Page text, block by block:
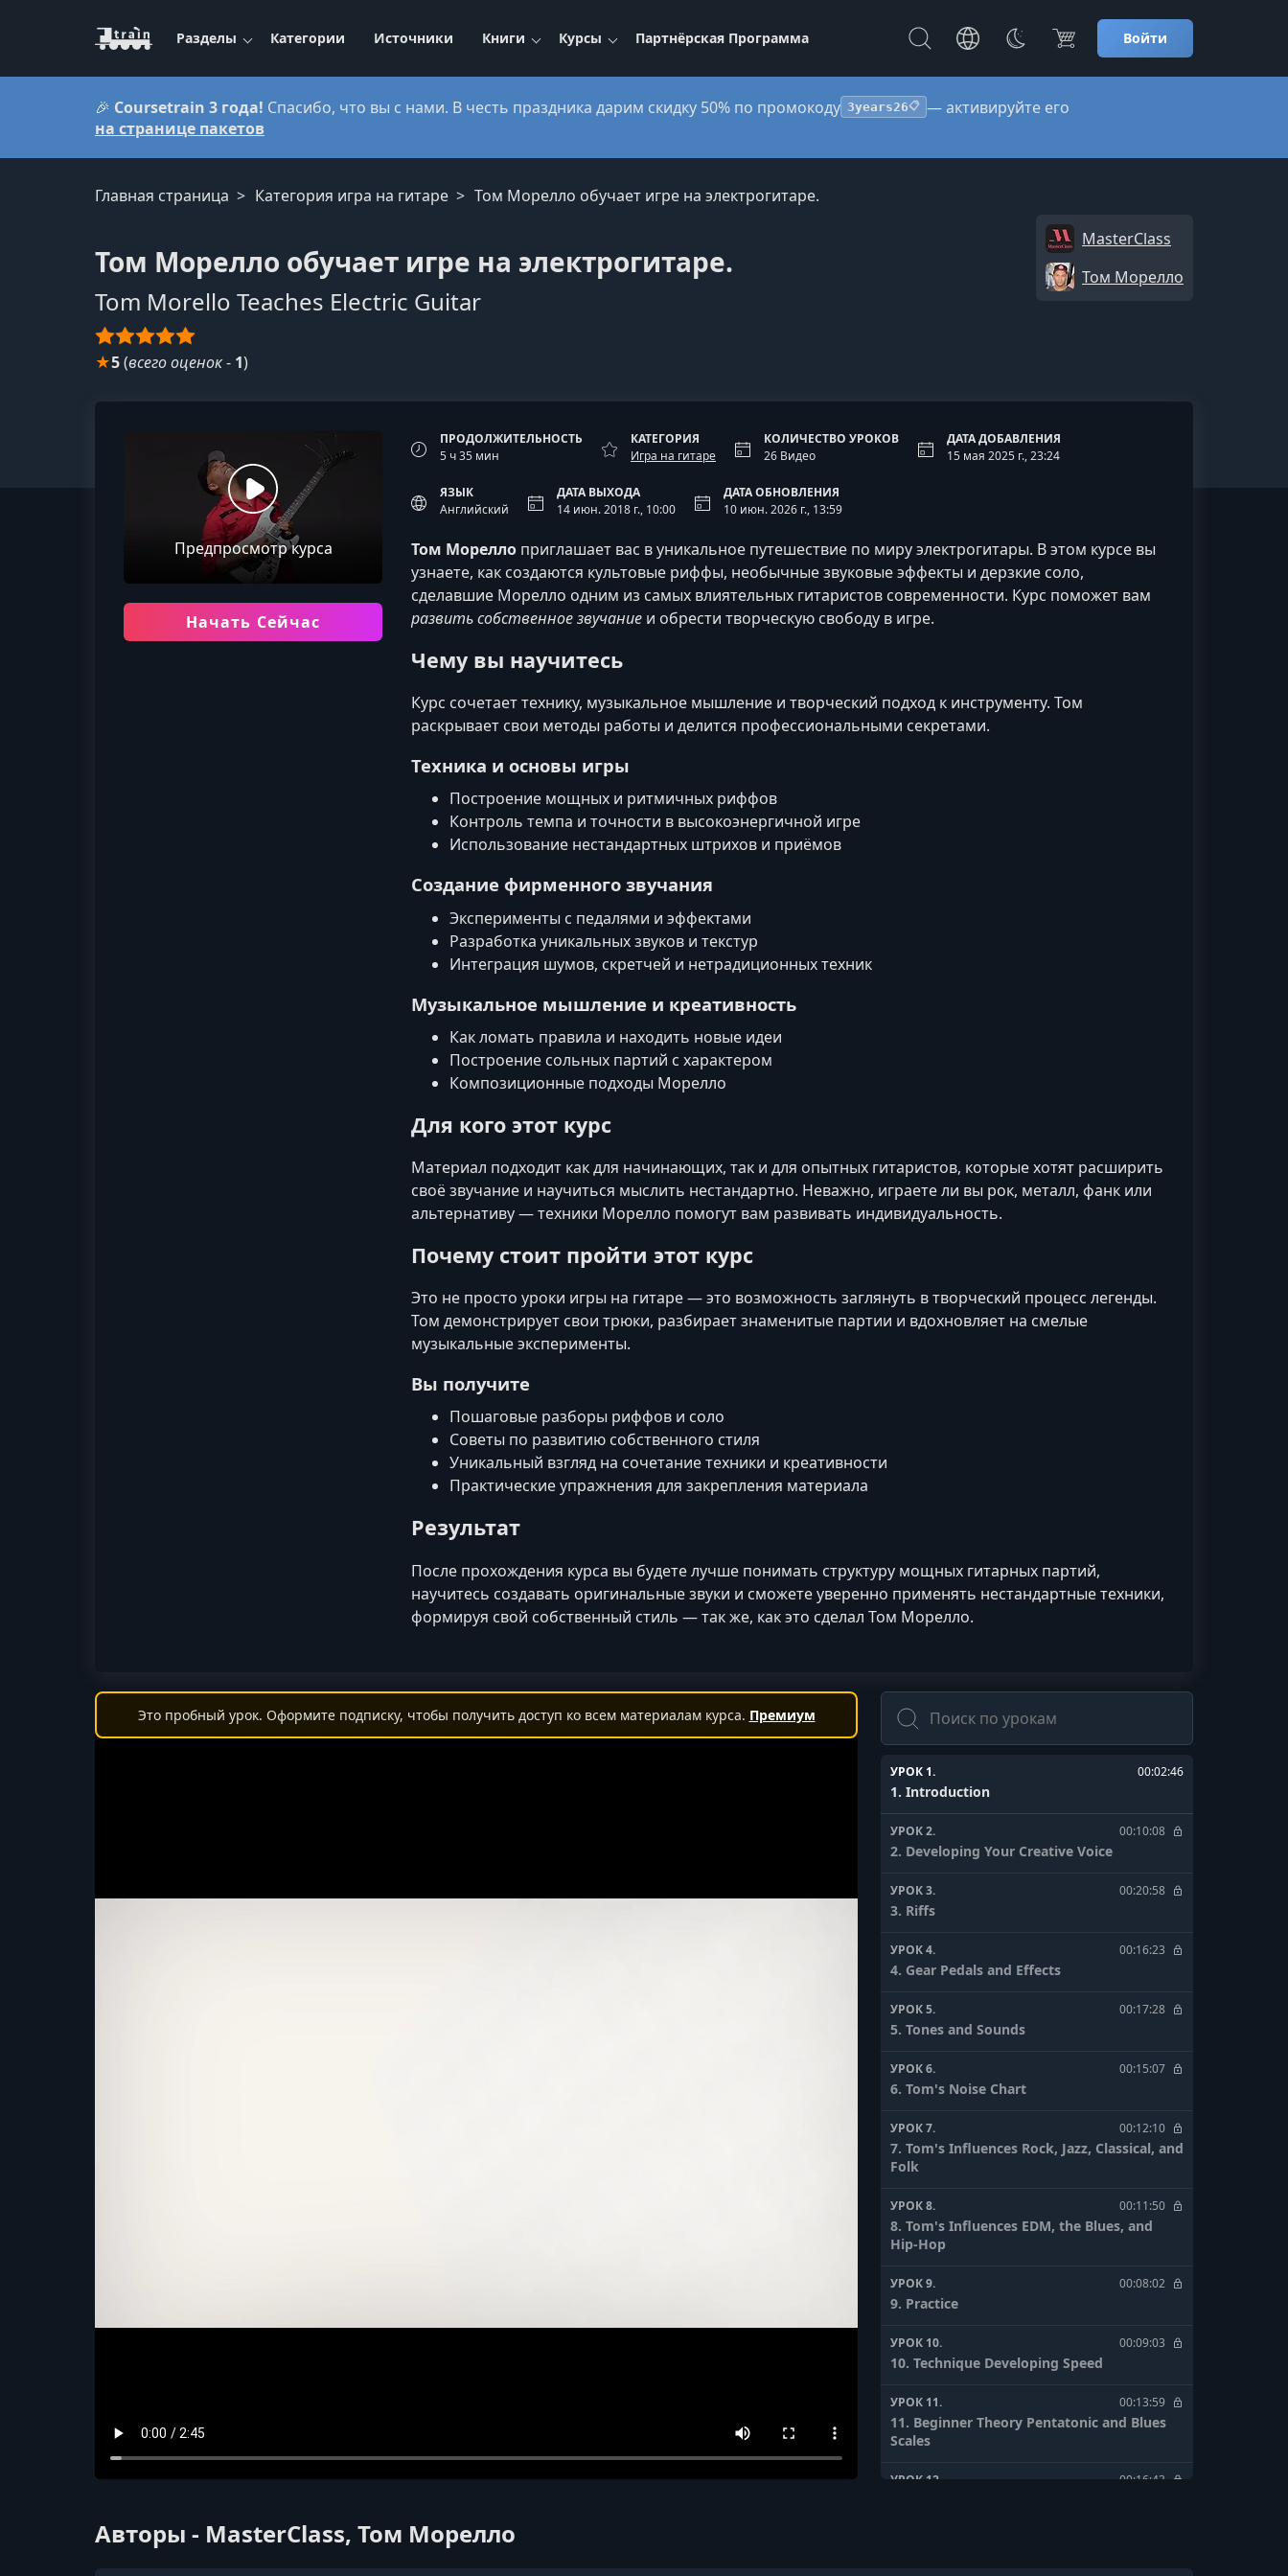
Разделы Категории Источники Книги Курсы Партнёрская Программа Войти
🎉 Coursetrain 3 года! Спасибо, что вы с нами. В честь праздника дарим скидку 50% по промокоду 3years26📋 — активируйте его
на странице пакетов
Главная страница Категория игра на гитаре Том Морелло обучает игре на электрогитаре.
Том Морелло обучает игре на электрогитаре.
Tom Morello Teaches Electric Guitar
MasterClass
Том Морелло
★5(всего оценок- 1)
Предпросмотр курса
Начать Сейчас
ПРОДОЛЖИТЕЛЬНОСТЬ
5 ч 35 мин
КАТЕГОРИЯ
Игра на гитаре
КОЛИЧЕСТВО УРОКОВ
26 Видео
ДАТА ДОБАВЛЕНИЯ
15 мая 2025 г., 23:24
ЯЗЫК
Английский
ДАТА ВЫХОДА
14 июн. 2018 г., 10:00
ДАТА ОБНОВЛЕНИЯ
10 июн. 2026 г., 13:59
Том Морелло приглашает вас в уникальное путешествие по миру электрогитары. В этом курсе вы
узнаете, как создаются культовые риффы, необычные звуковые эффекты и дерзкие соло,
сделавшие Морелло одним из самых влиятельных гитаристов современности. Курс поможет вам
развить собственное звучание и обрести творческую свободу в игре.
Чему вы научитесь
Курс сочетает технику, музыкальное мышление и творческий подход к инструменту. Том
раскрывает свои методы работы и делится профессиональными секретами.
Техника и основы игры
Построение мощных и ритмичных риффов
Контроль темпа и точности в высокоэнергичной игре
Использование нестандартных штрихов и приёмов
Создание фирменного звучания
Эксперименты с педалями и эффектами
Разработка уникальных звуков и текстур
Интеграция шумов, скретчей и нетрадиционных техник
Музыкальное мышление и креативность
Как ломать правила и находить новые идеи
Построение сольных партий с характером
Композиционные подходы Морелло
Для кого этот курс
Материал подходит как для начинающих, так и для опытных гитаристов, которые хотят расширить
своё звучание и научиться мыслить нестандартно. Неважно, играете ли вы рок, металл, фанк или
альтернативу — техники Морелло помогут вам развивать индивидуальность.
Почему стоит пройти этот курс
Это не просто уроки игры на гитаре — это возможность заглянуть в творческий процесс легенды.
Том демонстрирует свои трюки, разбирает знаменитые партии и вдохновляет на смелые
музыкальные эксперименты.
Вы получите
Пошаговые разборы риффов и соло
Советы по развитию собственного стиля
Уникальный взгляд на сочетание техники и креативности
Практические упражнения для закрепления материала
Результат
После прохождения курса вы будете лучше понимать структуру мощных гитарных партий,
научитесь создавать оригинальные звуки и сможете уверенно применять нестандартные техники,
формируя свой собственный стиль — так же, как это сделал Том Морелло.
Это пробный урок. Оформите подписку, чтобы получить доступ ко всем материалам курса. Премиум
Поиск
УРОК 1. 00:02:46
1. Introduction
УРОК 2. 00:10:08
2. Developing Your Creative Voice
УРОК 3. 00:20:58
3. Riffs
УРОК 4. 00:16:23
4. Gear Pedals and Effects
УРОК 5. 00:17:28
5. Tones and Sounds
УРОК 6. 00:15:07
6. Tom's Noise Chart
УРОК 7. 00:12:10
7. Tom's Influences Rock, Jazz, Classical, and
Folk
УРОК 8. 00:11:50
8. Tom's Influences EDM, the Blues, and
Hip-Hop
УРОК 9. 00:08:02
9. Practice
УРОК 10. 00:09:03
10. Technique Developing Speed
УРОК 11. 00:13:59
11. Beginner Theory Pentatonic and Blues
Scales
УРОК 12. 00:16:43
Авторы - MasterClass, Том Морелло